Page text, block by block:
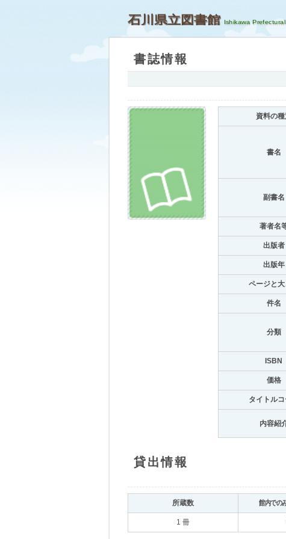
石川県立図書館
書誌情報
資料の種
書名
副書名
著者名
出版者
出版年
ページと大
件名
分類
ISBN
価格
タイトルコ
内容紹
貸出情報
所蔵数 館内での
1 冊